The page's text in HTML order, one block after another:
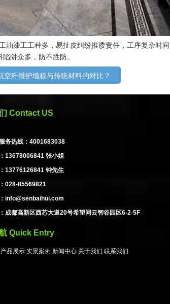
油漆工工种多，易扯皮纠纷推诿责任，工序复杂时间
阱众多，防不胜防。
空纤维护墙板与传统材料的对比？
Contact US
务热线：4001683038
13678006841 张小姐
13776126841 钟先生
028-85569821
info@senbaihui.com
成都高新区西芯大道20号希望同云智谷园区6-2-5F
Quick Entry
产品展示 实景案例 新闻中心 关于我们 联系我们